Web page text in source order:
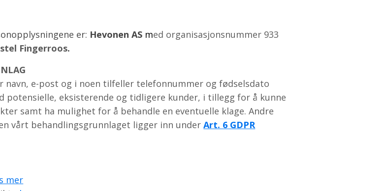
er: Hevonen AS med organisasjonsnummer 933
Fingerroos.
navn, e-post og i noen tilfeller telefonnummer og fødselsdato
potensielle, eksisterende og tidligere kunder, i tillegg for å kunne
samt ha mulighet for å behandle en eventuelle klage. Andre
vårt behandlingsgrunnlaget ligger inn underArt. 6 GDPR
mer